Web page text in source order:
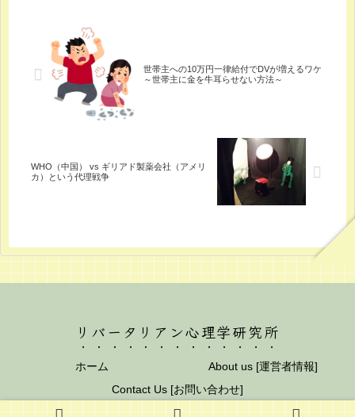
世帯主への10万円一律給付でDVが増えるワケ
～世帯主に金を牛耳らせない方法～
WHO（中国） vs ギリアド製薬会社（アメリ
カ）という代理戦争
リバータリアン心理学研究所
ホーム
About us [運営者情報]
Contact Us [お問い合わせ]